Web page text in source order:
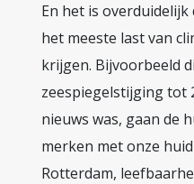
En het is
het meeste last van
krijgen. Bijvoorbeeld
zeespiegelstijging tot
nieuws was, gaan de
merken met onze
Rotterdam,